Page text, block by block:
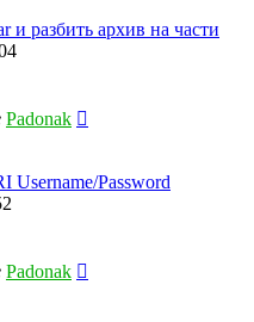
и разбить архив на части
Padonak
Username/Password
Padonak